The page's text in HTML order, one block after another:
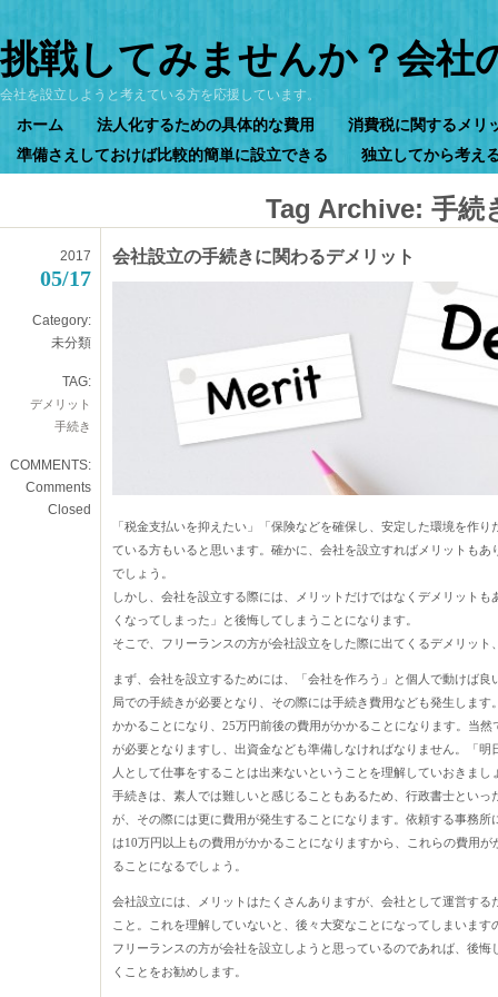
挑戦してみませんか？会社
会社を設立しようと考えている方を応援しています。
ホーム 法人化するための具体的な費用
消費税に関するメリ
準備さえしておけば比較的簡単に設立できる
独立してから考え
Tag Archive: 手続
2017
05/17
Category:
未分類
TAG:
デメリット
手続き
COMMENTS:
Comments
Closed
会社設立の手続きに関わるデメリット
「税金支払いを抑えたい」「保険などを確保し、安定した環境を作
ている方もいると思います。確かに、会社を設立すればメリットも
でしょう。
しかし、会社を設立する際には、メリットだけではなくデメリット
くなってしまった」と後悔してしまうことになります。
そこで、フリーランスの方が会社設立をした際に出てくるデメリッ
まず、会社を設立するためには、「会社を作ろう」と個人で動けば
局での手続きが必要となり、その際には手続き費用なども発生しま
かかることになり、25万円前後の費用がかかることになります。当
が必要となりますし、出資金なども準備しなければなりません。「
人として仕事をすることは出来ないということを理解していおきまし
手続きは、素人では難しいと感じることもあるため、行政書士とい
が、その際には更に費用が発生することになります。依頼する事務
は10万円以上もの費用がかかることになりますから、これらの費用
ることになるでしょう。
会社設立には、メリットはたくさんありますが、会社として運営す
こと。これを理解していないと、後々大変なことになってしまいま
フリーランスの方が会社を設立しようと思っているのであれば、後悔
くことをお勧めします。